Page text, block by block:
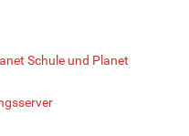
Schule und Planet